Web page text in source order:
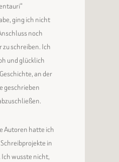
ging ich nicht
noch
schreiben. Ich
und glücklich
an der
geschrieben
Autoren hatte ich
in
wusste nicht,